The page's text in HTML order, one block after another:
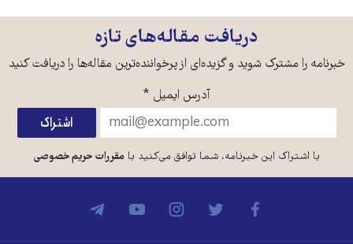
دریافت مقاله‌های تازه
خبرنامه را مشترک شوید و گزیده‌ای از پرخواننده‌ترین مقاله‌ها را دریافت کنید
آدرس ایمیل *
با اشتراک این خبرنامه، شما توافق می‌کنید بامقررات حریم خصوصی